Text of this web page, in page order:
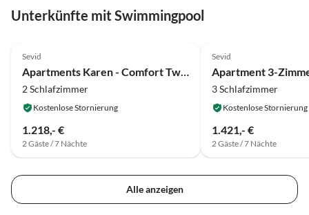
Unterkünfte mit Swimmingpool
Sevid
Apartments Karen - Comfort Two Bedroom Apartment with Balcony (A4)
2 Schlafzimmer
Kostenlose Stornierung
1.218,- €
2 Gäste / 7 Nächte
Sevid
3 Schlafzimmer
Kostenlose Stornierung
1.421,- €
2 Gäste / 7 Nächte
Alle anzeigen